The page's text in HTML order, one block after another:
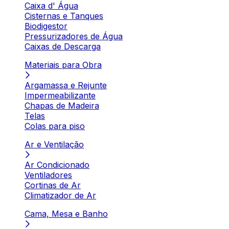
Caixa d' Água
Cisternas e Tanques
Biodigestor
Pressurizadores de Água
Caixas de Descarga
Materiais para Obra
Argamassa e Rejunte
Impermeabilizante
Chapas de Madeira
Telas
Colas para piso
Ar e Ventilação
Ar Condicionado
Ventiladores
Cortinas de Ar
Climatizador de Ar
Cama, Mesa e Banho